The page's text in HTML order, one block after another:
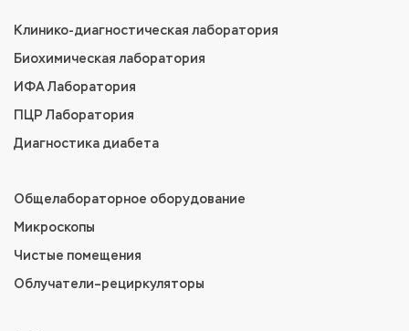
Клинико-диагностическая лаборатория
Биохимическая лаборатория
ИФА Лаборатория
ПЦР Лаборатория
Диагностика диабета
Общелабораторное оборудование
Микроскопы
Чистые помещения
Облучатели–рециркуляторы